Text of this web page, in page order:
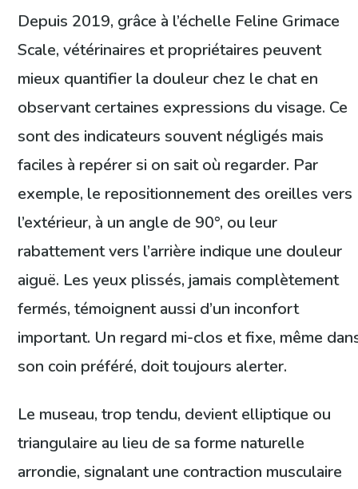
Depuis 2019, grâce à l’échelle Feline Grimace
Scale, vétérinaires et propriétaires peuvent
mieux quantifier la douleur chez le chat en
observant certaines expressions du visage. Ce
sont des indicateurs souvent négligés mais
faciles à repérer si on sait où regarder. Par
exemple, le repositionnement des oreilles vers
l’extérieur, à un angle de 90°, ou leur
rabattement vers l’arrière indique une douleur
aiguë. Les yeux plissés, jamais complètement
fermés, témoignent aussi d’un inconfort
important. Un regard mi-clos et fixe, même
son coin préféré, doit toujours alerter.
Le museau, trop tendu, devient elliptique ou
triangulaire au lieu de sa forme naturelle
arrondie, signalant une contraction musculaire